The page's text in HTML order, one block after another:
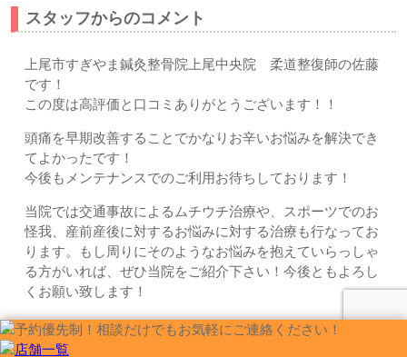
スタッフからのコメント
上尾市すぎやま鍼灸整骨院上尾中央院 柔道整復師の佐藤
です！
この度は高評価と口コミありがとうございます！！
頭痛を早期改善することでかなりお辛いお悩みを解決でき
てよかったです！
今後もメンテナンスでのご利用お待ちしております！
当院では交通事故によるムチウチ治療や、スポーツでのお
怪我、産前産後に対するお悩みに対する治療も行なってお
ります。もし周りにそのようなお悩みを抱えていらっしゃ
る方がいれば、ぜひ当院をご紹介下さい！今後ともよろし
くお願い致します！